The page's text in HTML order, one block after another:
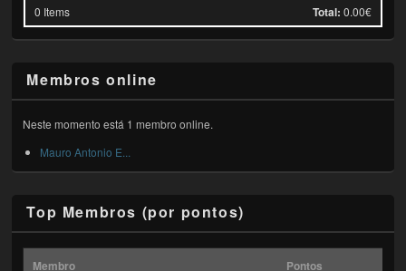
0 Items Total: 0.00€
Membros online
Neste momento está 1 membro online.
Mauro Antonio E...
Top Membros (por pontos)
Membro Pontos